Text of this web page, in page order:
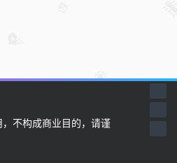
不构成商业目的，请谨